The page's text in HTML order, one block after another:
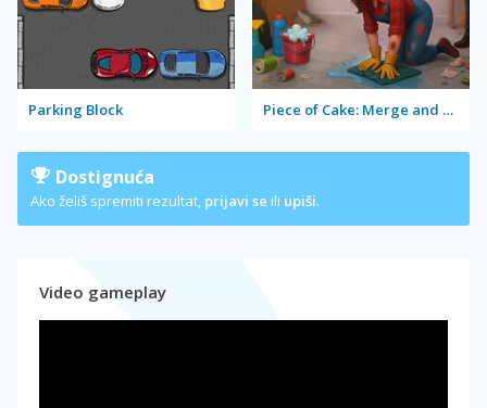
Parking Block Piece of Cake: Merge and Bake
Dostignuća
Ako želiš spremiti rezultat, prijavi se ili upiši.
Video gameplay